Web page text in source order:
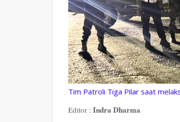
Tim Patroli Tiga Pilar saat
Editor : Indra Dharma